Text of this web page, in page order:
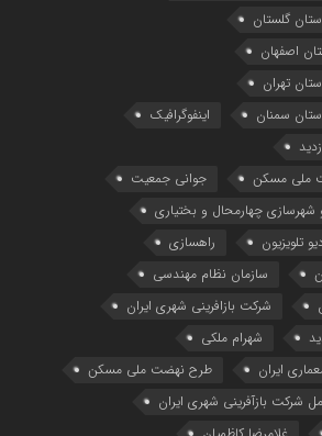
گلستان
اصفهان
تهران
سمنان
اینفوگرافیک
ملی مسکن
جوانی جمعیت
شهرسازی چهارمحال و بختیاری
تلویزیون
راهسازی
سازمان نظام مهندسی
شرکت بازافرینی شهری ایران
شهرام ملکی
ايران
طرح نهضت ملی مسکن
شرکت بازآفرینی شهری ایران